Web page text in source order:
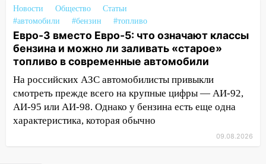
заблокировало в машине двух женщин
17:15
В Ульяновской области
ремонтируют девять мостов: один уже
готов, ещё два — почти завершены
17:00 «Ульяновскалипсис»: последствия
урагана 8 августа
16:38 Прогноз погоды в Ульяновской
области на 9 августа
Новости Общество
Статьи
#автомобили
#бензин #топливо
Евро-3 вместо Евро-5: что означают классы
бензина и можно ли заливать «старое»
топливо в современные автомобили
На российских АЗС автомобилисты привыкли
смотреть прежде всего на крупные цифры — АИ-92,
АИ-95 или АИ-98. Однако у бензина есть еще одна
характеристика, которая обычно
09.08.2026